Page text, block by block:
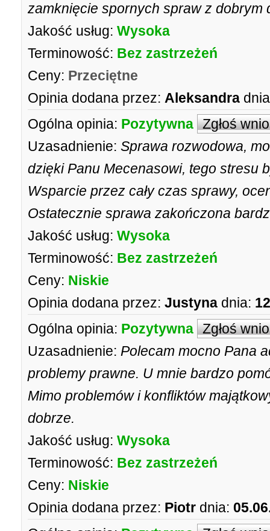
zamknięcie spornych spraw z dobrym
Jakość usług: Wysoka
Terminowość: Bez zastrzeżeń
Ceny: Przeciętne
Opinia dodana przez: Aleksandra
Ogólna opinia: Pozytywna Zgłoś
Uzasadnienie: Sprawa rozwodowa,
dzięki Panu Mecenasowi, tego stresu
Wsparcie przez cały czas sprawy,
Ostatecznie sprawa zakończona
Jakość usług: Wysoka
Terminowość: Bez zastrzeżeń
Ceny: Niskie
Opinia dodana przez: Justyna dnia:
Ogólna opinia: Pozytywna Zgłoś
Uzasadnienie: Polecam mocno Pana
problemy prawne. U mnie bardzo
Mimo problemów i konfliktów
dobrze.
Jakość usług: Wysoka
Terminowość: Bez zastrzeżeń
Ceny: Niskie
Opinia dodana przez: Piotr dnia: